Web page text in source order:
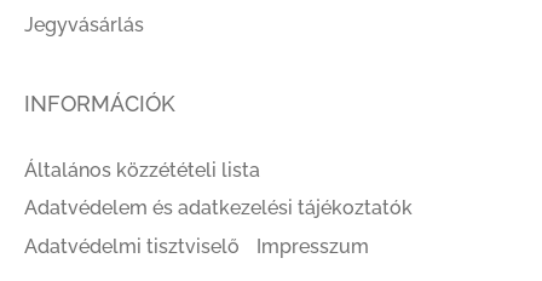
Jegyvásárlás
INFORMÁCIÓK
Általános közzétételi lista
Adatvédelem és adatkezelési tájékoztatók
Adatvédelmi tisztviselő
Impresszum